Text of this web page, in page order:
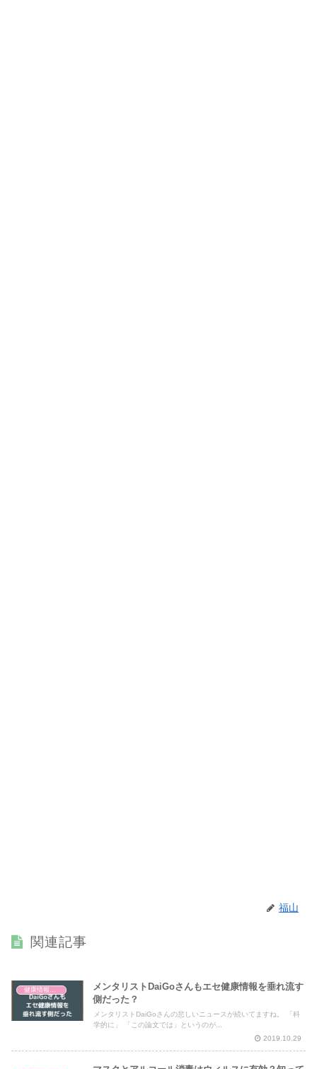
福山
関連記事
メンタリストDaiGoさんもエセ健康情報を垂れ流す
側だった？
メンタリストDaiGoさんの悲しいニュースが続いてますね。 「科
学的に」 「この論文では」というのが...
2019.10.29